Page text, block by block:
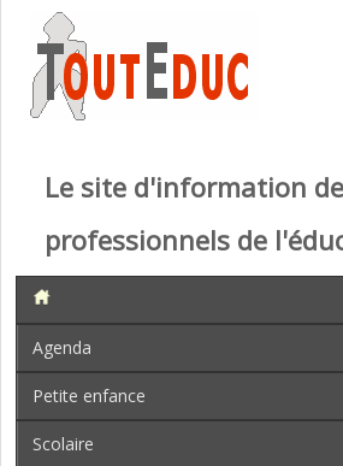
Le site d'information
professionnels de
Agenda
Petite enfance
Scolaire